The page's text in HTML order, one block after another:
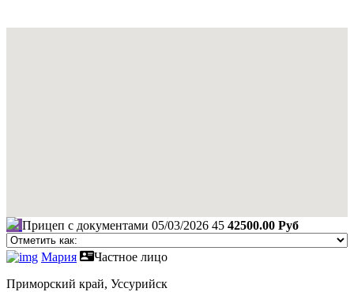
Прицеп с документами 05/03/2026 45 42500.00 Руб
Мария
Частное лицо
Приморский край, Уссурийск